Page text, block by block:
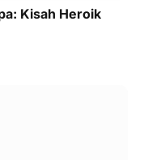
Kisah Heroik